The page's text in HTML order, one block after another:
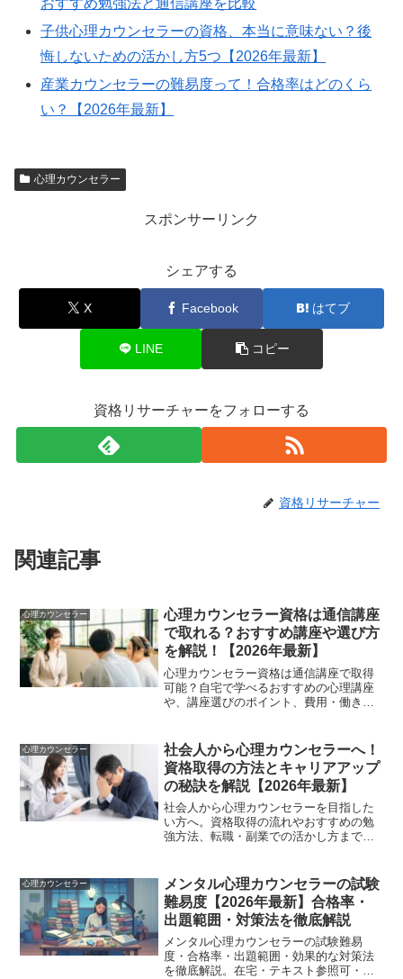
子供心理カウンセラーの資格、本当に意味ない？後
悔しないための活かし方5つ【2026年最新】
産業カウンセラーの難易度って！合格率はどのくら
い？【2026年最新】
心理カウンセラー
スポンサーリンク
シェアする
X Facebook はてブ
LINE コピー
資格リサーチャーをフォローする
資格リサーチャー
関連記事
心理カウンセラー
心理カウンセラー資格は通信講座
で取れる？おすすめ講座や選び方
を解説！【2026年最新】
心理カウンセラー資格は通信講座で取得
可能？自宅で学べるおすすめの心理講座
や、講座選びのポイント、費用・働き方
心理カウンセラー
社会人から心理カウンセラーへ！
資格取得の方法とキャリアアップ
の秘訣を解説【2026年最新】
社会人から心理カウンセラーを目指した
い方へ。資格取得の流れやおすすめの勉
強方法、転職・副業での活かし方まで詳
心理カウンセラー
メンタル心理カウンセラーの試験
難易度【2026年最新】合格率・
出題範囲・対策法を徹底解説
メンタル心理カウンセラーの試験難易
度・合格率・出題範囲・効果的な対策法
を徹底解説。在宅・テキスト参照可・時